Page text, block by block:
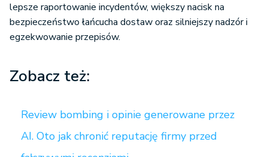
lepsze raportowanie incydentów, większy nacisk na
bezpieczeństwo łańcucha dostaw oraz silniejszy nadzór i
egzekwowanie przepisów.
Zobacz też:
Review bombing i opinie generowane przez
AI. Oto jak chronić reputację firmy przed